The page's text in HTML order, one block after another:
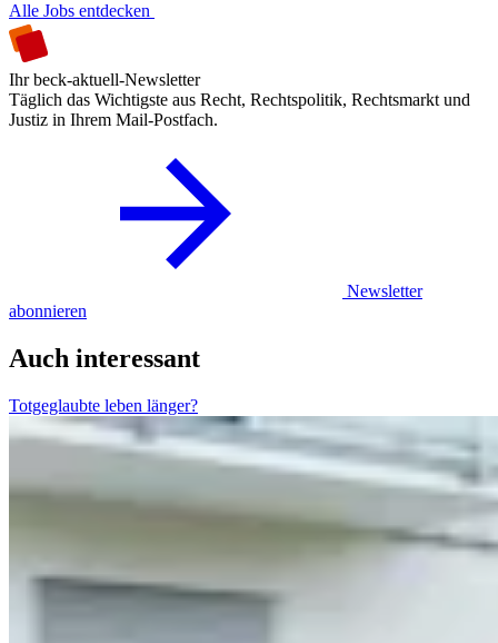
Alle Jobs entdecken
Ihr beck-aktuell-Newsletter
Täglich das Wichtigste aus Recht, Rechtspolitik, Rechtsmarkt und
Justiz in Ihrem Mail-Postfach.
Newsletter
abonnieren
Auch interessant
Totgeglaubte leben länger?